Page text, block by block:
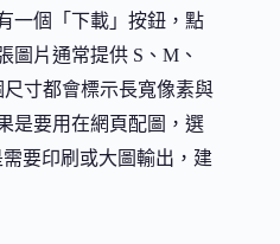
一個「下載」按鈕，點
圖片通常提供 S、M、
寸都會標示長寬像素與
是要用在網頁配圖，選
要印刷或大圖輸出，建